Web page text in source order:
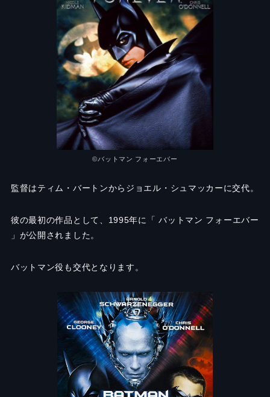
©バットマン フォーエバー
監督はティム・バートンからジョエル・シュマッカーに交代。
彼の最初の作品として、1995年に「 バットマン フォーエバー
」が公開されました。
バットマン役も交代となります。